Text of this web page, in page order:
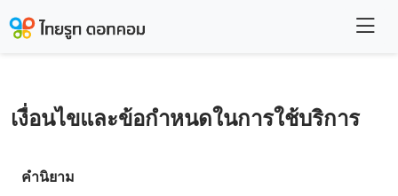
เงื่อนไขและข้อกำหนดในการใช้บริการ
คำนิยาม